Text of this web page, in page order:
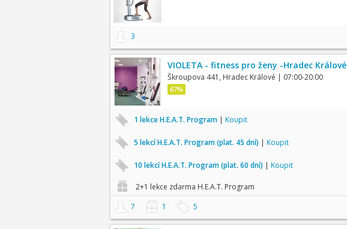
3
VIOLETA - fitness pro ženy -Hradec Králové
Škroupova 441, Hradec Králové | 07:00-20:00
67%
1 lekce H.E.A.T. Program | Koupit
5 lekcí H.E.A.T. Program (plat. 45 dní) | Koupit
10 lekcí H.E.A.T. Program (plat. 60 dní) | Koupit
2+1 lekce zdarma H.E.A.T. Program
7
1 5